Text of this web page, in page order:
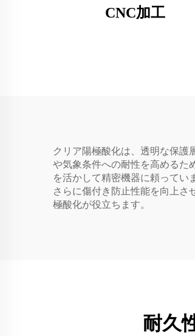
CNC加工
クリア陽極酸化は、透明な保
や気象条件への耐性を高めるた
を活かして精密機器に頼ってい
さらに傷付き防止性能を向上さ
極酸化が役立ちます。
耐久